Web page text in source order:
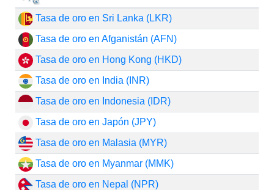
Tasa de oro en Sri Lanka (LKR)
Tasa de oro en Afganistán (AFN)
Tasa de oro en Hong Kong (HKD)
Tasa de oro en India (INR)
Tasa de oro en Indonesia (IDR)
Tasa de oro en Japón (JPY)
Tasa de oro en Malasia (MYR)
Tasa de oro en Myanmar (MMK)
Tasa de oro en Nepal (NPR)